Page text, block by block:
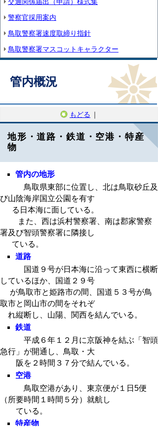
警察官採用案内
鳥取警察署速度取締り指針
鳥取警察署マスコットキャラクター
管内概況
もどる ｜
地形・道路・鉄道・空港・特産
物
管内の地形
鳥取県東部に位置し、北は鳥取砂丘及
び山陰海岸国立公園を有す
る日本海に面している。
また、西は浜村警察署、南は郡家警察
署及び智頭警察署に隣接し
ている。
道路
国道９号が日本海に沿って東西に横断
しているほか、国道２９号
が鳥取市と姫路市の間、国道５３号が鳥
取市と岡山市の間をそれぞ
れ縦断し、山陽、関西を結んでいる。
鉄道
平成６年１２月に京阪神を結ぶ「智頭
急行」が開通し、鳥取・大
阪を２時間３７分で結んでいる。
空港
鳥取空港があり、東京便が１日5便
（所要時間１時間５分）就航し
ている。
特産物